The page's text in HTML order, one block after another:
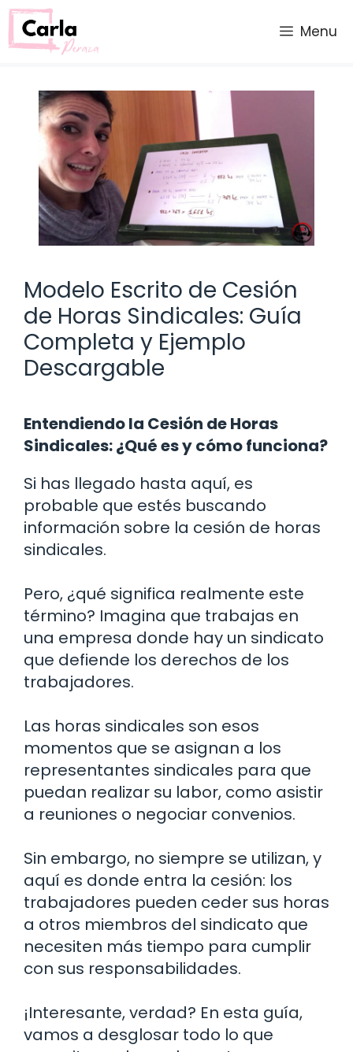
Saltar
al
contenido
Menu
Modelo Escrito de Cesión
de Horas Sindicales: Guía
Completa y Ejemplo
Descargable
Entendiendo la Cesión de Horas
Sindicales: ¿Qué es y cómo funciona?
Si has llegado hasta aquí, es
probable que estés buscando
información sobre la cesión de horas
sindicales.
Pero, ¿qué significa realmente este
término? Imagina que trabajas en
una empresa donde hay un sindicato
que defiende los derechos de los
trabajadores.
Las horas sindicales son esos
momentos que se asignan a los
representantes sindicales para que
puedan realizar su labor, como asistir
a reuniones o negociar convenios.
Sin embargo, no siempre se utilizan, y
aquí es donde entra la cesión: los
trabajadores pueden ceder sus horas
a otros miembros del sindicato que
necesiten más tiempo para cumplir
con sus responsabilidades.
¡Interesante, verdad? En esta guía,
vamos a desglosar todo lo que